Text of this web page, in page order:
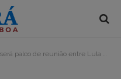
de reunião entre Lula e Macron para discutir Amazônia e COP30